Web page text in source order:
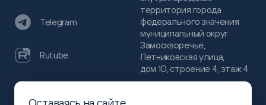
территория города
федерального значения
муниципальный округ
Замоскворечье,
Летниковская улица,
дом 10, строение 4, этаж 4
Telegram
Rutube